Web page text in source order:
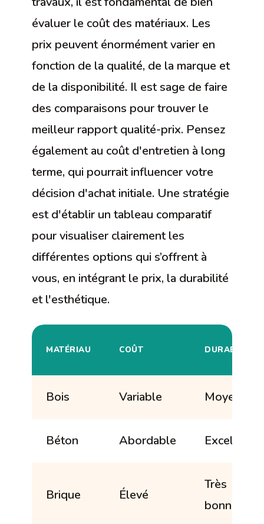
évaluer le coût des matériaux. Les
prix peuvent énormément varier en
fonction de la qualité, de la marque et
de la disponibilité. Il est sage de faire
des comparaisons pour trouver le
meilleur rapport qualité-prix. Pensez
également au coût d'entretien à long
terme, qui pourrait influencer votre
décision d'achat initiale. Une stratégie
est d'établir un tableau comparatif
pour visualiser clairement les
différentes options qui s’offrent à
vous, en intégrant le prix, la durabilité
et l'esthétique.
MATÉRIAU COÛT DURABILITÉ
Bois Variable Moyenne
Béton Abordable Excellente
Brique Élevé
Très
bonne